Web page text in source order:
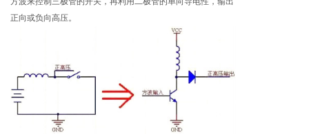
正向或负向高压。